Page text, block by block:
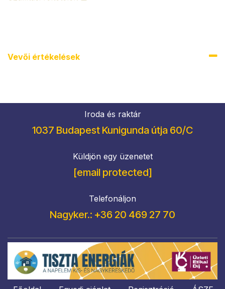
Vevői értékel​ések
Iroda és raktár
1037 Budapest Kunigunda útja 60/C
Küldjön egy üzenetet
[email protected]
Telefonáljon
Nagyker.: +36 20 469 27 70